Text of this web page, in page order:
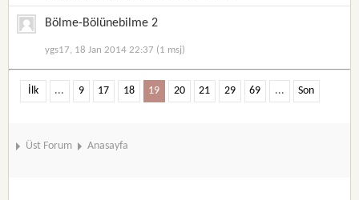
Bölme-Bölünebilme 2
ygs17, 18 Jan 2014 22:37 (1 msj)
İlk ... 9 17 18 19 20 21 29 69 ... Son
Üst Forum Anasayfa